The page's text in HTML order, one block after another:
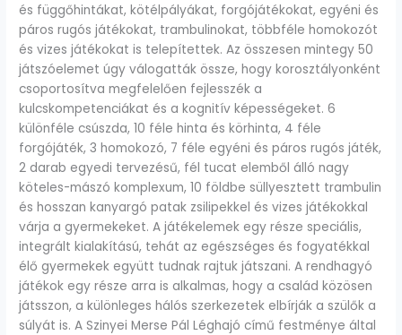
és függőhintákat, kötélpályákat, forgójátékokat, egyéni és
páros rugós játékokat, trambulinokat, többféle homokozót
és vizes játékokat is telepítettek. Az összesen mintegy 50
játszóelemet úgy válogatták össze, hogy korosztályonként
csoportosítva megfelelően fejlesszék a
kulcskompetenciákat és a kognitív képességeket. 6
különféle csúszda, 10 féle hinta és körhinta, 4 féle
forgójáték, 3 homokozó, 7 féle egyéni és páros rugós játék,
2 darab egyedi tervezésű, fél tucat elemből álló nagy
köteles-mászó komplexum, 10 földbe süllyesztett trambulin
és hosszan kanyargó patak zsilipekkel és vizes játékokkal
várja a gyermekeket. A játékelemek egy része speciális,
integrált kialakítású, tehát az egészséges és fogyatékkal
élő gyermekek együtt tudnak rajtuk játszani. A rendhagyó
játékok egy része arra is alkalmas, hogy a család közösen
játsszon, a különleges hálós szerkezetek elbírják a szülők a
súlyát is. A Szinyei Merse Pál Léghajó című festménye által